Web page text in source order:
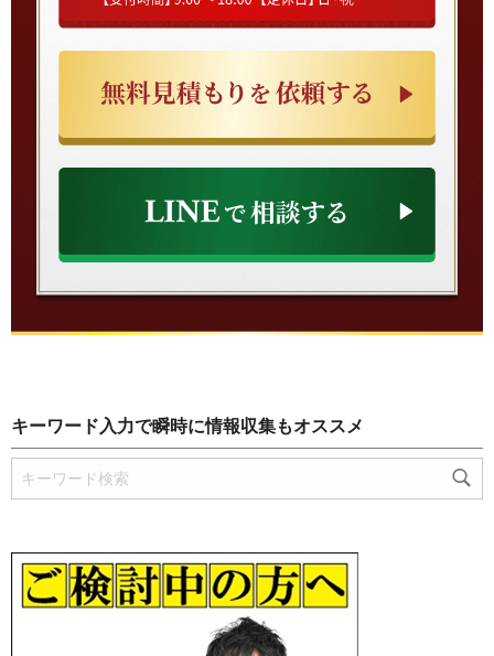
キーワード入力で瞬時に情報収集もオススメ